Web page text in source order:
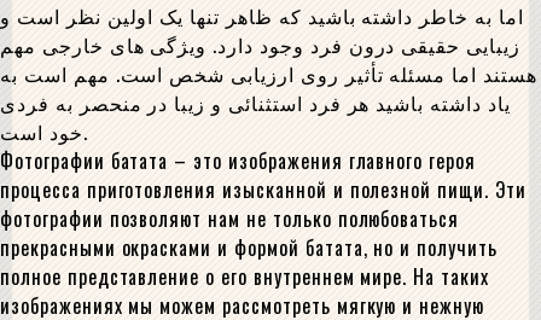
اما به خاطر داشته باشید که ظاهر تنها یک اولین نظر است و
زیبایی حقیقی درون فرد وجود دارد. ویژگی های خارجی مهم
هستند اما مسئله تأثیر روی ارزیابی شخص است. مهم است به
یاد داشته باشید هر فرد استثنائی و زیبا در منحصر به فردی
خود است.
Фотографии батата – это изображения главного героя
процесса приготовления изысканной и полезной пищи. Эти
фотографии позволяют нам не только полюбоваться
прекрасными окрасками и формой батата, но и получить
полное представление о его внутреннем мире. На таких
изображениях мы можем рассмотреть мягкую и нежную